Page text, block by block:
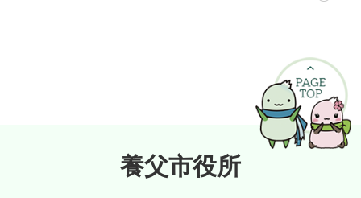
養父市役所